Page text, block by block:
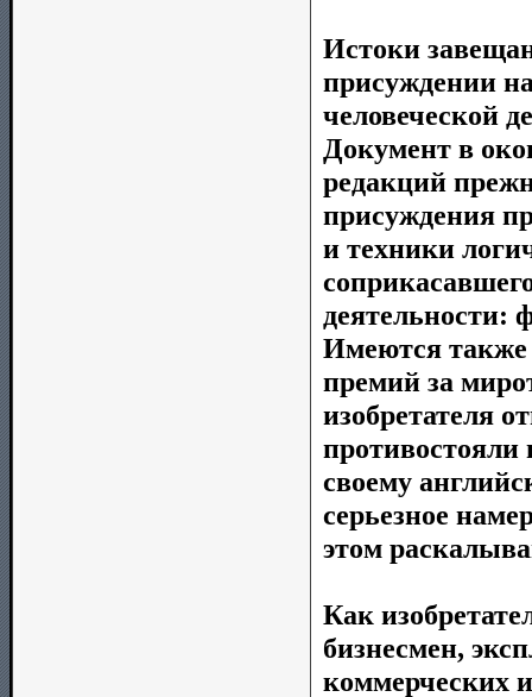
Истоки
присуждении
человеческой
Документ в
редакций
присуждения
и техники
деятельности:
Имеются также
премий за
изобретателя
противостояли
своему
серьезное
этом
Как
бизнесмен,
коммерческих